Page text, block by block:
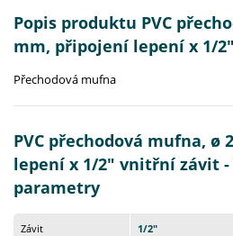
Popis produktu PVC
mm, připojení lepení x 1/
Přechodová mufna
PVC přechodová mufna, ø
lepení x 1/2" vnitřní závit -
parametry
Závit 1/2"